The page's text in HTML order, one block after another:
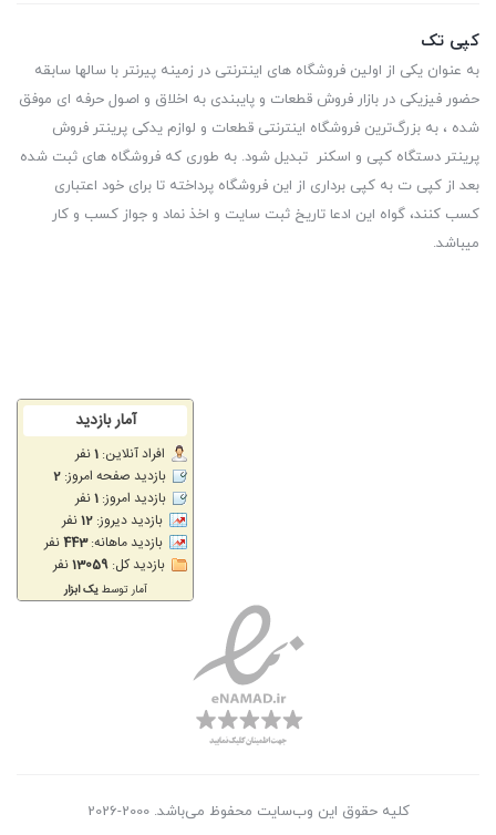
کپی تک
به عنوان یکی از اولین فروشگاه های اینترنتی در زمینه پیرنتر با سالها سابقه
حضور فیزیکی در بازار فروش قطعات و پایبندی به اخلاق و اصول حرفه ای موفق
شده ، به بزرگ‌ترین فروشگاه اینترنتی قطعات و لوازم یدکی پرینتر فروش
پرینتر دستگاه کپی و اسکنر تبدیل شود. به طوری که فروشگاه های ثبت شده
بعد از کپی ت به کپی برداری از این فروشگاه پرداخته تا برای خود اعتباری
کسب کنند، گواه این ادعا تاریخ ثبت سایت و اخذ نماد و جواز کسب و کار
میباشد.
کلیه حقوق این وب‌سایت محفوظ می‌باشد. 2000-2026